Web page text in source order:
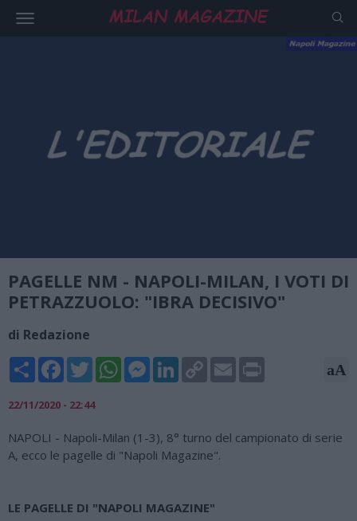
PAGELLE NM - NAPOLI-MILAN, I VOTI DI
PETRAZZUOLO: "IBRA DECISIVO"
di Redazione
Share FacebookTwitterWhatsAppMessengerLinkedInCopy
Link
Email aA
22/11/2020 - 22:44
NAPOLI - Napoli-Milan (1-3), 8° turno del campionato di serie
A, ecco le pagelle di "Napoli Magazine".
LE PAGELLE DI "NAPOLI MAGAZINE"